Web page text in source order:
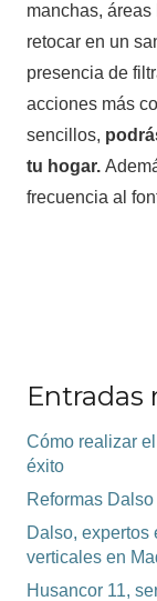
manchas,
retocar en un
presencia de
acciones más
sencillos,
tu hogar.
frecuencia al
Entradas
Cómo realizar
éxito
Reformas Dalso
Dalso, expertos
verticales en
Husancor 11,